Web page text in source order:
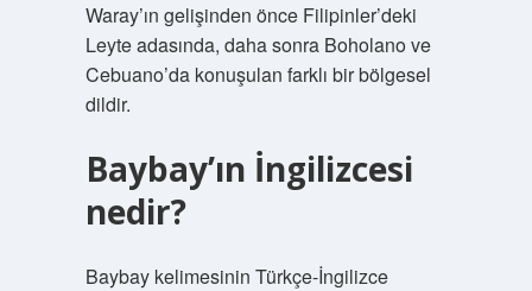
Waray’ın gelişinden önce Filipinler’deki
Leyte adasında, daha sonra Boholano ve
Cebuano’da konuşulan farklı bir bölgesel
dildir.
Baybay’ın İngilizcesi
nedir?
Baybay kelimesinin Türkçe-İngilizce